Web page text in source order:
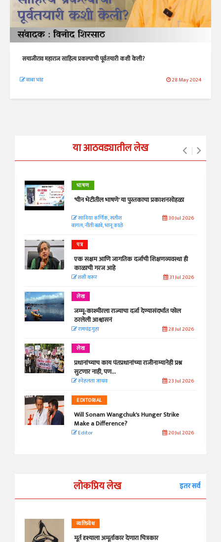
सयाजीराव महाराज साहित्य प्रकल्पाची पूर्वतयारी कशी केली?
बाबा भांड 28 May 2024
या आठवड्यातील लेख
भाषण
'चीन भेटीतील भाषणे' या पुस्तकाचा प्रकाशनसोहळा
सानिया कर्णिक, सतीश
बागल, नीती बडवे, भानू काळे
30 Jul 2026
पत्र
एक सक्षम आणि जागतिक दर्जाची शिक्षणव्यवस्था ही
काळाची गरज आहे
शशी थरूर 31 Jul 2026
लेख
जम्मू-काश्मीरला राज्याचा दर्जा देण्यासंदर्भात फोल
ठरलेली आश्वासनं
रामचंद्र गुहा 28 Jul 2026
लेख
प्रधानांच्याच काय पंतप्रधानांच्या राजीनाम्यानेही प्रश्न
सुटणार नाही, पण...
स्नेहलता जाधव 23 Jul 2026
EDITORIAL
Will Sonam Wangchuk's Hunger Strike
Make a Difference?
Editor 20 Jul 2026
लोकप्रिय लेख इतर सर्व
व्यक्तिवेध
मूर्त दृश्याला अमूर्ताकार देणारा चित्रकार